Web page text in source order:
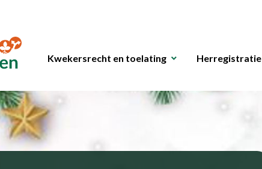
Kwekersrecht en toelating Herregistratie